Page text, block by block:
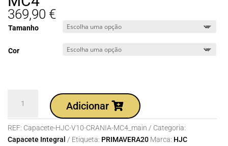
369,90 €
Tamanho
Cor
Capacete
HJC
V10
Adicionar
REF: Capacete-HJC-V10-CRANIA-MC4_main
Categoria:
Capacete Integral
Etiqueta: PRIMAVERA20 Marca: HJC